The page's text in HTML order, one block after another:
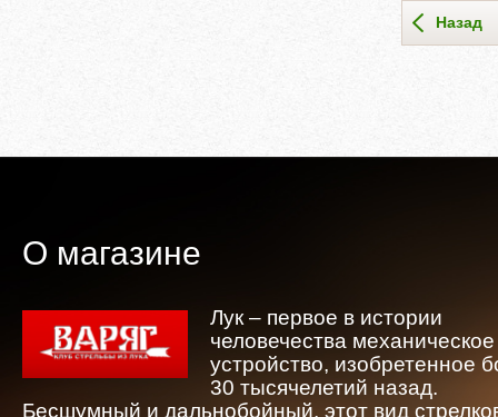
Назад
О магазине
Лук – первое в истории
человечества механическое
устройство, изобретенное
30 тысячелетий назад.
Бесшумный и дальнобойный, этот вид